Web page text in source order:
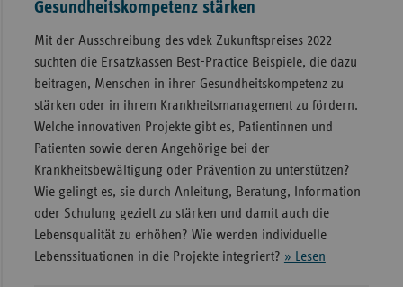
Gesundheitskompetenz stärken
Mit der Ausschreibung des vdek-Zukunftspreises 2022
suchten die Ersatzkassen Best-Practice Beispiele, die dazu
beitragen, Menschen in ihrer Gesundheitskompetenz zu
stärken oder in ihrem Krankheitsmanagement zu fördern.
Welche innovativen Projekte gibt es, Patientinnen und
Patienten sowie deren Angehörige bei der
Krankheitsbewältigung oder Prävention zu unterstützen?
Wie gelingt es, sie durch Anleitung, Beratung, Information
oder Schulung gezielt zu stärken und damit auch die
Lebensqualität zu erhöhen? Wie werden individuelle
Lebenssituationen in die Projekte integriert? » Lesen